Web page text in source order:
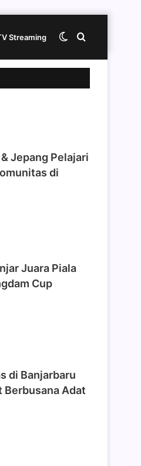
Streaming Cari
Switch
Jepang Pelajari
di
Juara Piala
Cup
di Banjarbaru
Berbusana Adat